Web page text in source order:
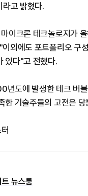
고 밝혔다.
이크론 테크놀로지가
외에도 포트폴리오 구
있다"고 전했다.
년도에 발생한 테크 버
한 기술주들의 고전은
뉴스룸